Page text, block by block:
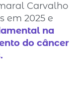
Carvalho
em 2025 e
na
do câncer